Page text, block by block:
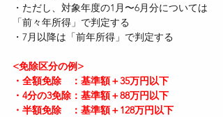
・ただし、対象年度の1月〜6月分については
「前々年所得」で判定する
・7月以降は「前年所得」で判定する
<免除区分の例>
・全額免除　：基準額＋35万円以下
・4分の3免除：基準額＋88万円以下
・半額免除　：基準額＋128万円以下